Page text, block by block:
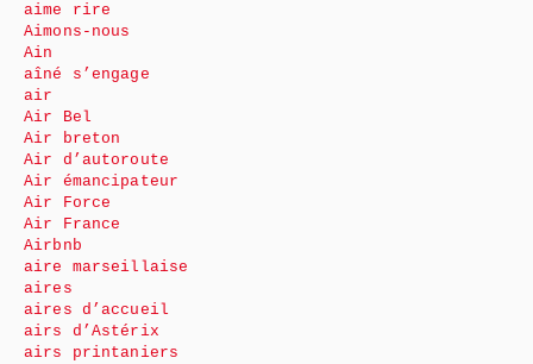
aime rire
Aimons-nous
Ain
aîné s’engage
air
Air Bel
Air breton
Air d’autoroute
Air émancipateur
Air Force
Air France
Airbnb
aire marseillaise
aires
aires d’accueil
airs d’Astérix
airs printaniers